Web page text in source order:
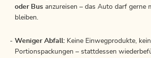
oder Bus anzureisen – das Auto darf gerne
bleiben.
Weniger Abfall: Keine Einwegprodukte,
Portionspackungen – stattdessen